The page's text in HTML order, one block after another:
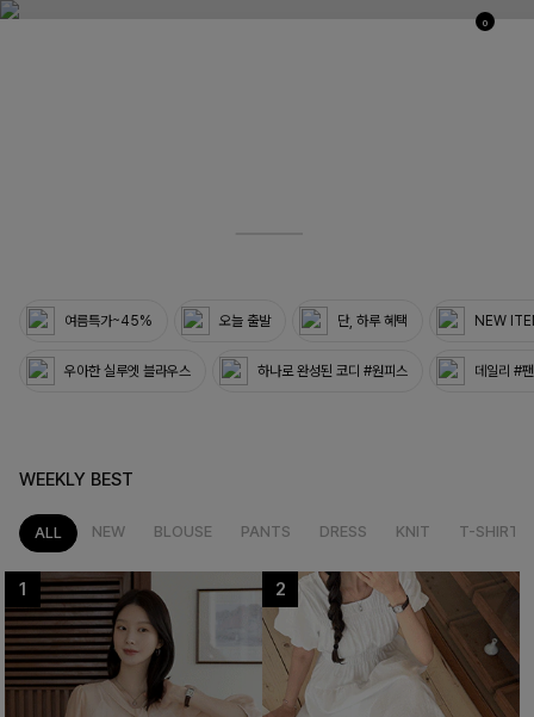
0
여름특가~45% 오늘 출발 단, 하루 혜택 NEW
우아한 실루엣 블라우스 하나로 완성된 코디 #원피스 데일리 #
WEEKLY BEST
ALL NEW BLOUSE PANTS DRESS KNIT T-SHIRT